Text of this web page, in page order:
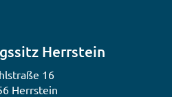
Herrstein
16
Herrstein